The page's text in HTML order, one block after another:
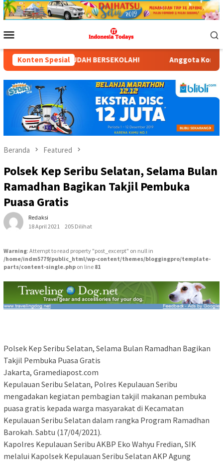
Loncat
ke
Mobile
Konten Spesial
BERSEKOLAH! Anggota Komisi X DPR RI Dr. Hj.
Beranda Featured
Polsek Kep Seribu Selatan, Selama Bulan
Ramadhan Bagikan Takjil Pembuka
Puasa Gratis
Redaksi
18 April 2021
205 Dilihat
Warning: Attempt to read property "post_excerpt" on null in
/home/indm5779/public_html/wp-content/themes/bloggingpro/template-
parts/content-single.php on line 81
Polsek Kep Seribu Selatan, Selama Bulan Ramadhan Bagikan
Takjil Pembuka Puasa Gratis
Jakarta, Gramediapost.com
Kepulauan Seribu Selatan, Polres Kepulauan Seribu
mengadakan kegiatan pembagian takjil makanan pembuka
puasa gratis kepada warga masyarakat di Kecamatan
Kepulauan Seribu Selatan dalam rangka Program Ramadhan
Barokah. Sabtu (17/04/2021).
Kapolres Kepulauan Seribu AKBP Eko Wahyu Fredian, SIK
melalui Kapolsek Kepulauan Seribu Selatan AKP Agung